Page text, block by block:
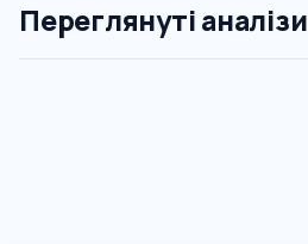
Переглянуті аналізи